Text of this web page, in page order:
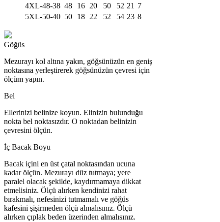
4XL-48-38 48 16 20 50 52 21 7
5XL-50-40 50 18 22 52 54 23 8
Göğüs
Mezurayı kol altına yakın, göğsünüzün en geniş
noktasına yerleştirerek göğsünüzün çevresi için
ölçüm yapın.
Bel
Ellerinizi belinize koyun. Elinizin bulunduğu
nokta bel noktasızdır. O noktadan belinizin
çevresini ölçün.
İç Bacak Boyu
Bacak içini en üst çatal noktasından ucuna
kadar ölçün. Mezurayı düz tutmaya; yere
paralel olacak şekilde, kaydırmamaya dikkat
etmelisiniz. Ölçü alırken kendinizi rahat
bırakmalı, nefesinizi tutmamalı ve göğüs
kafesini şişirmeden ölçü almalısınız. Ölçü
alırken çıplak beden üzerinden almalısınız.